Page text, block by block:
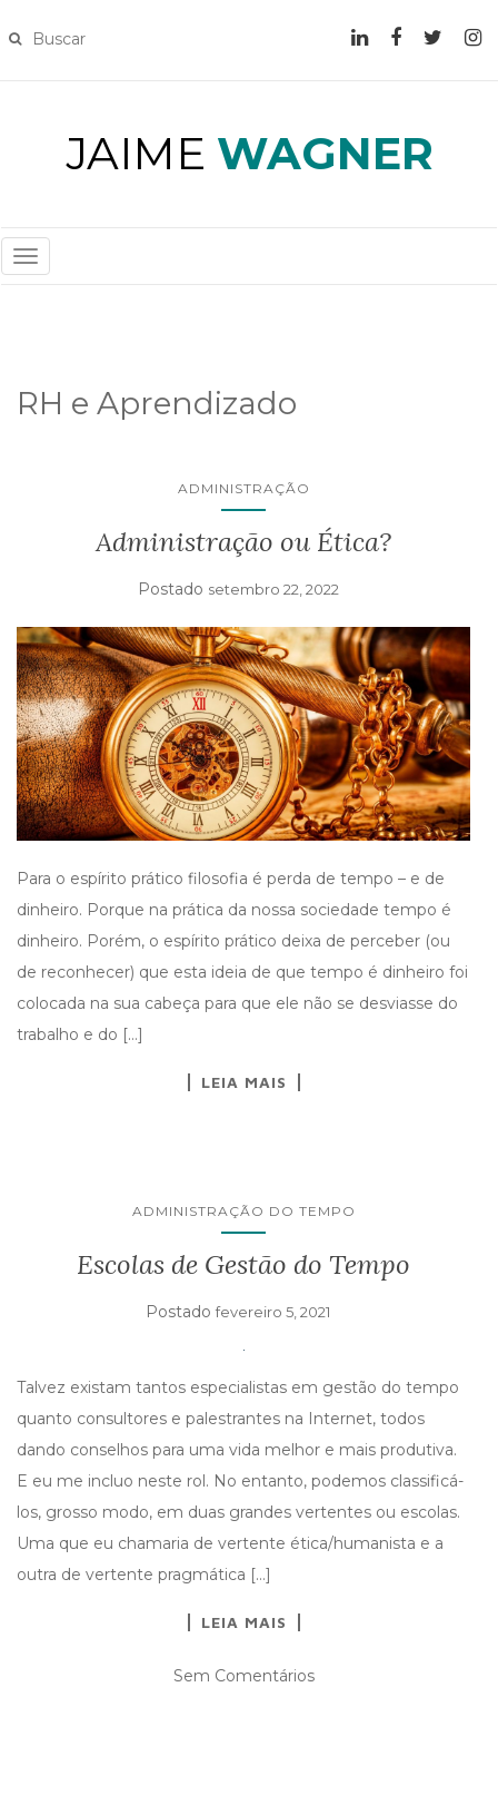
JAIME WAGNER
T
E
O
N
RH e Aprendizado
ADMINISTRAÇÃO
Administração ou Ética?
Postado setembro 22, 2022
Para o espírito prático filosofia é perda de tempo – e de
dinheiro. Porque na prática da nossa sociedade tempo é
dinheiro. Porém, o espírito prático deixa de perceber (ou
de reconhecer) que esta ideia de que tempo é dinheiro foi
colocada na sua cabeça para que ele não se desviasse do
trabalho e do […]
LEIA MAIS
ADMINISTRAÇÃO DO TEMPO
Escolas de Gestão do Tempo
Postado fevereiro 5, 2021
Talvez existam tantos especialistas em gestão do tempo
quanto consultores e palestrantes na Internet, todos
dando conselhos para uma vida melhor e mais produtiva.
E eu me incluo neste rol. No entanto, podemos classificá-
los, grosso modo, em duas grandes vertentes ou escolas.
Uma que eu chamaria de vertente ética/humanista e a
outra de vertente pragmática […]
LEIA MAIS
Sem Comentários